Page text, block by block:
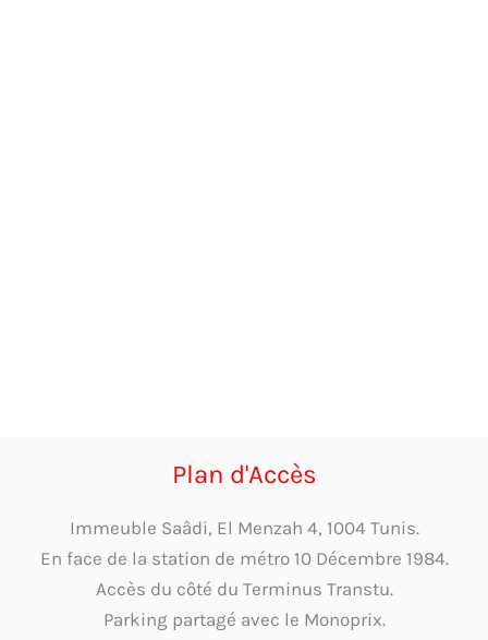
Plan d'Accès
Immeuble Saâdi, El Menzah 4, 1004 Tunis.
En face de la station de métro 10 Décembre 1984.
Accès du côté du Terminus Transtu.
Parking partagé avec le Monoprix.